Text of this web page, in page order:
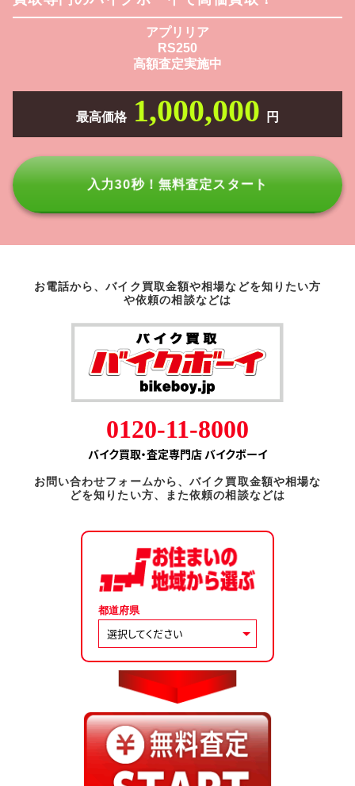
アプリリア
RS250
高額査定実施中
最高価格 1,000,000 円
入力30秒！無料査定スタート
お電話から、バイク買取金額や相場などを知りたい方
や依頼の相談などは
0120-11-8000
バイク買取・査定専門店 バイクボーイ
お問い合わせフォームから、バイク買取金額や相場な
どを知りたい方、また依頼の相談などは
都道府県